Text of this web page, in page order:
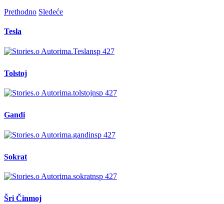
Prethodno Sledeće
Tesla
Tolstoj
Gandi
Sokrat
Šri Činmoj